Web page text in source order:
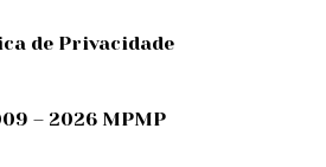
de Privacidade
– 2026 MPMP